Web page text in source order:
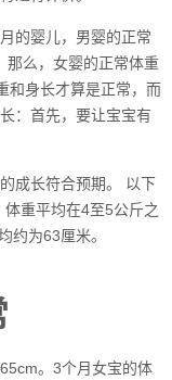
的婴儿，男婴的正常
么，女婴的正常体重
身长才算是正常，而
：首先，要让宝宝有
成长符合预期。 以下
重平均在4至5公斤之
约为63厘米。
。3个月女宝的体